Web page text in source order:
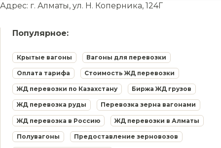
Адрес: г. Алматы, ул. Н. Коперника, 124Г
Популярное:
Крытые вагоны Вагоны для перевозки
Оплата тарифа Стоимость ЖД перевозки
ЖД перевозки по Казахстану Биржа ЖД грузов
ЖД перевозка руды Перевозка зерна вагонами
ЖД перевозка в Россию ЖД перевозки в Алматы
Полувагоны Предоставление зерновозов